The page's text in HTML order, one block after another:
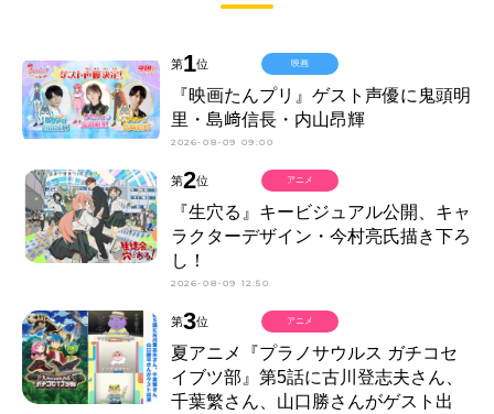
第1位
『映画たんプリ』ゲスト声優に鬼頭明
里・島﨑信長・内山昂輝
2026-08-09 09:00
映画
第2位
『生穴る』キービジュアル公開、キャ
ラクターデザイン・今村亮氏描き下ろ
し！
2026-08-09 12:50
アニメ
第3位
夏アニメ『プラノサウルス ガチコセ
イブツ部』第5話に古川登志夫さん、
千葉繁さん、山口勝さんがゲスト出
アニメ